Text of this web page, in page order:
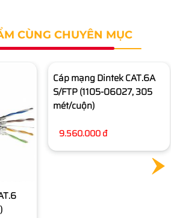
CÙNG CHUYÊN MỤC